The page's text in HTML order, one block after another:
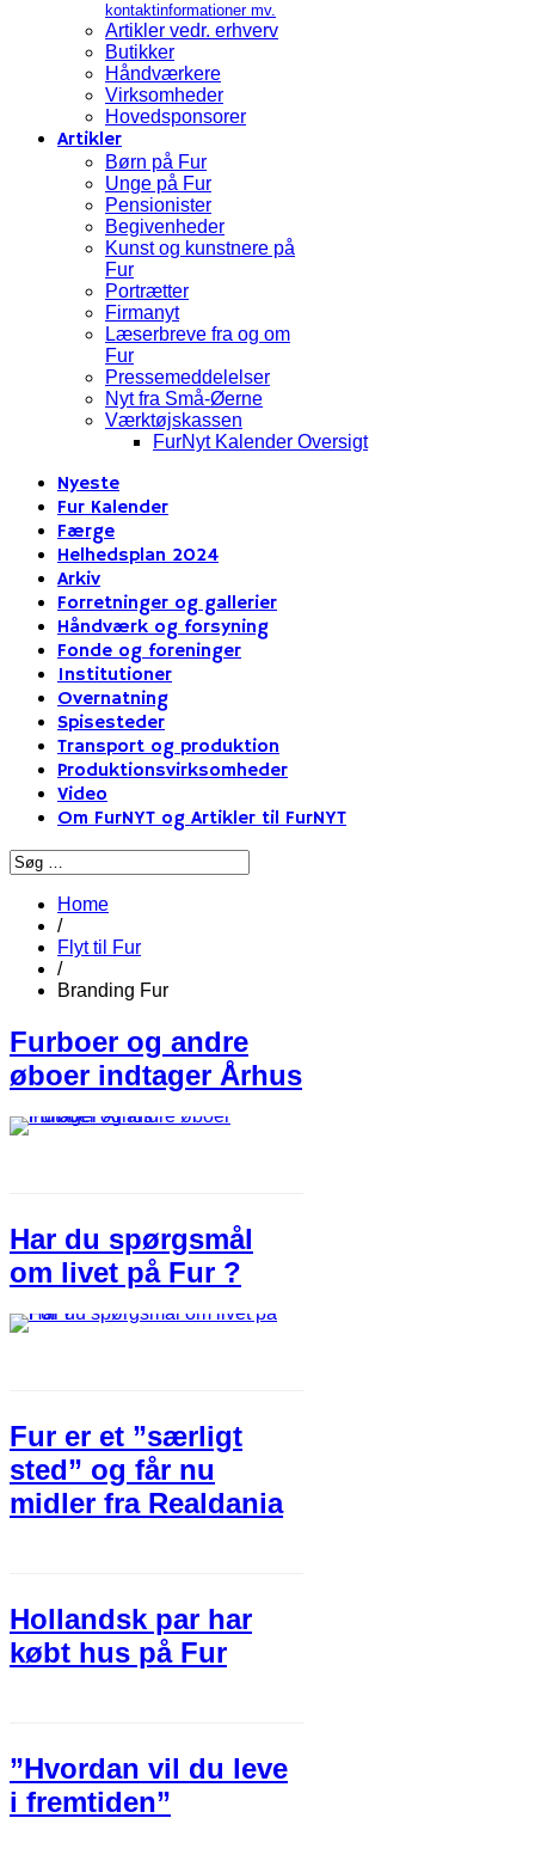
kontaktinformationer mv.
Artikler vedr. erhverv
Butikker
Håndværkere
Virksomheder
Hovedsponsorer
Artikler
Børn på Fur
Unge på Fur
Pensionister
Begivenheder
Kunst og kunstnere på
Fur
Portrætter
Firmanyt
Læserbreve fra og om
Fur
Pressemeddelelser
Nyt fra Små-Øerne
Værktøjskassen
FurNyt Kalender Oversigt
Nyeste
Fur Kalender
Færge
Helhedsplan 2024
Arkiv
Forretninger og gallerier
Håndværk og forsyning
Fonde og foreninger
Institutioner
Overnatning
Spisesteder
Transport og produktion
Produktionsvirksomheder
Video
Om FurNYT og Artikler til FurNYT
Home
/
Flyt til Fur
/
Branding Fur
Furboer og andre
øboer indtager Århus
Har du spørgsmål
om livet på Fur ?
Fur er et ”særligt
sted” og får nu
midler fra Realdania
Hollandsk par har
købt hus på Fur
”Hvordan vil du leve
i fremtiden”